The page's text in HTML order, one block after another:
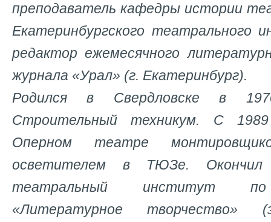
преподаватель кафедры истории
Екатеринбургского театрального
редактор ежемесячного
журнала «Урал» (г. Екатеринбург).
Родился в Свердловске в
Строительный техникум. С
Оперном театре
осветителем в ТЮЗе. Окончил
театральный институт по
«Литературное творчество»